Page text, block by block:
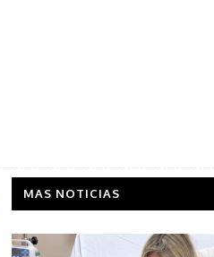
MAS NOTICIAS